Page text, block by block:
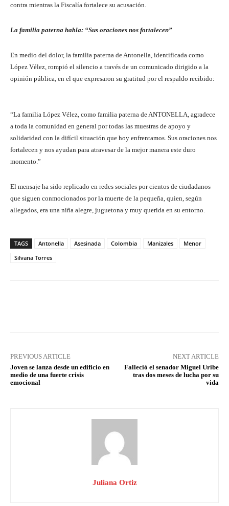
contra mientras la Fiscalía fortalece su acusación.
La familia paterna habla: “Sus oraciones nos fortalecen”
En medio del dolor, la familia paterna de Antonella, identificada como
López Vélez, rompió el silencio a través de un comunicado dirigido a la
opinión pública, en el que expresaron su gratitud por el respaldo recibido:
“La familia López Vélez, como familia paterna de ANTONELLA, agradece
a toda la comunidad en general por todas las muestras de apoyo y
solidaridad con la difícil situación que hoy enfrentamos. Sus oraciones nos
fortalecen y nos ayudan para atravesar de la mejor manera este duro
momento.”
El mensaje ha sido replicado en redes sociales por cientos de ciudadanos
que siguen conmocionados por la muerte de la pequeña, quien, según
allegados, era una niña alegre, juguetona y muy querida en su entorno.
TAGS Antonella Asesinada Colombia Manizales
Menor
Silvana Torres
PREVIOUS ARTICLE
Joven se lanza desde un edificio en
medio de una fuerte crisis
emocional
NEXT ARTICLE
Falleció el senador Miguel Uribe
tras dos meses de lucha por su
vida
Juliana Ortiz